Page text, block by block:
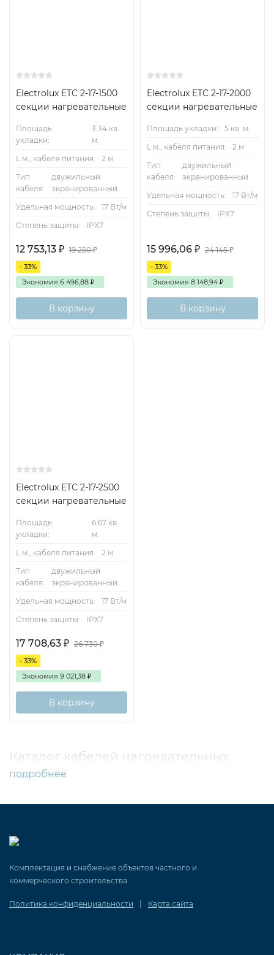
Electrolux ETC 2-17-1500
секции нагревательные
Площадь
укладки:
3.34 кв.
м.
L м., кабеля питания:
2 м
Тип
кабеля:
двужильный
экранированный
Удельная мощность:
17 Вт/м
Степень защиты:
IPX7
12 753,13 ₽ 19 250₽
- 33%
Экономия 6 496,88 ₽
В корзину
Electrolux ETC 2-17-2000
секции нагревательные
Площадь укладки:
5 кв. м.
L м., кабеля питания:
2 м
Тип
кабеля:
двужильный
экранированный
Удельная мощность:
17 Вт/м
Степень защиты:
IPX7
15 996,06 ₽ 24 145₽
- 33%
Экономия 8 148,94 ₽
В корзину
Electrolux ETC 2-17-2500
секции нагревательные
Площадь
укладки:
6.67 кв.
м.
L м., кабеля питания:
2 м
Тип
кабеля:
двужильный
экранированный
Удельная мощность:
17 Вт/м
Степень защиты:
IPX7
17 708,63 ₽ 26 730₽
- 33%
Экономия 9 021,38 ₽
В корзину
Каталог кабелей нагревательных.
подробнее
Комплектация и снабжение объектов частного и
коммерческого строительства
Политика конфиденциальности | Карта сайта